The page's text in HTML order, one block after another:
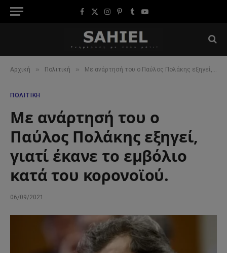
Facebook
X
Instagram
Pinterest
TumblrYouTube
Αρχική » Πολιτική » Με ανάρτησή του ο Παύλος Πολάκης εξηγεί, γιατί έκανε το εμβόλιο κατά του κορονοϊού.
ΠΟΛΙΤΙΚΉ
Με ανάρτησή του ο
Παύλος Πολάκης εξηγεί,
γιατί έκανε το εμβόλιο
κατά του κορονοϊού.
06/09/2021